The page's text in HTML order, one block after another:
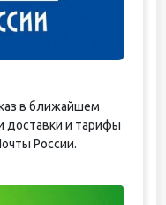
в ближайшем
доставки и тарифы
России.